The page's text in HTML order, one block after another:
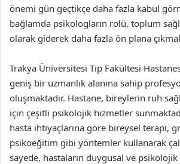
önemi gün geçtikçe daha fazla kabul
bağlamda psikologların rolü, toplum
olarak giderek daha fazla ön plana
Trakya Üniversitesi Tıp Fakültesi
geniş bir uzmanlık alanına sahip
oluşmaktadır. Hastane, bireylerin ruh
için çeşitli psikolojik hizmetler
hasta ihtiyaçlarına göre bireysel terapi,
psikoeğitim gibi yöntemler kullanarak
sayede, hastaların duygusal ve